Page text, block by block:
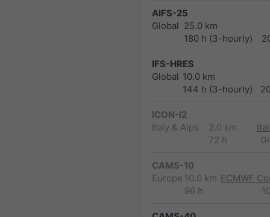
AIFS-25
Global 25.0 km
180 h (3-hourly)
IFS-HRES
Global 10.0 km
144 h (3-hourly)
ICON-I2
Italy & Alps
2.0 km
72 h
CAMS-10
Europe 10.0 km
96 h
ECMWF